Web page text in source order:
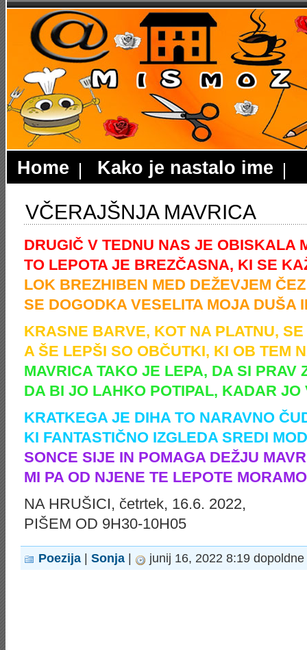
Home Kako je nastalo ime
VČERAJŠNJA MAVRICA
DRUGIČ V TEDNU NAS JE OBISKALA
TO LEPOTA JE BREZČASNA, KI SE
LOK BREZHIBEN MED DEŽEVJEM
SE DOGODKA VESELITA MOJA DUŠA
KRASNE BARVE, KOT NA PLATNU,
A ŠE LEPŠI SO OBČUTKI, KI OB TEM
MAVRICA TAKO JE LEPA, DA SI PRAV
DA BI JO LAHKO POTIPAL, KADAR JO
KRATKEGA JE DIHA TO NARAVNO
KI FANTASTIČNO IZGLEDA SREDI
SONCE SIJE IN POMAGA DEŽJU
MI PA OD NJENE TE LEPOTE
NA HRUŠICI, četrtek, 16.6. 2022,
PIŠEM OD 9H30-10H05
Poezija Sonja junij 16, 2022 8:19 dopoldne